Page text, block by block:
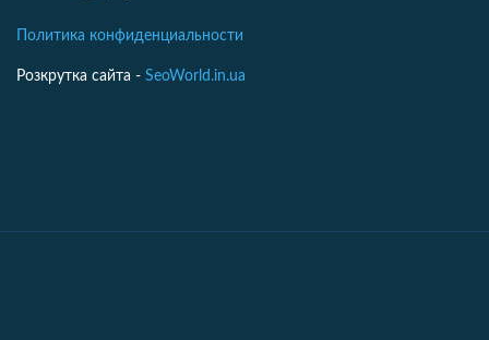
Политика конфиденциальности
Розкрутка сайта - SeoWorld.in.ua